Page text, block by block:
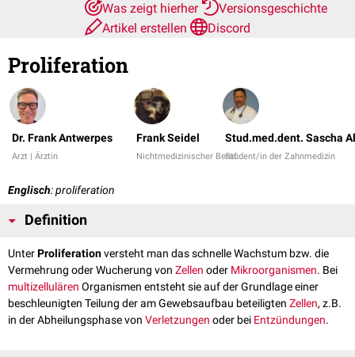
Was zeigt hierher
Versionsgeschichte
Artikel erstellen
Discord
Proliferation
Dr. Frank Antwerpes
Arzt | Ärztin
Frank Seidel
Nichtmedizinischer Beruf
Stud.med.dent. Sascha
Student/in der Zahnmedizin
Englisch: proliferation
Definition
UnterProliferationversteht man das schnelle Wachstum bzw. die
Vermehrung oder Wucherung von Zellen oder Mikroorganismen. Bei
multizellulären Organismen entsteht sie auf der Grundlage einer
beschleunigten Teilung der am Gewebsaufbau beteiligten Zellen, z.B.
in der Abheilungsphase von Verletzungen oder bei Entzündungen.